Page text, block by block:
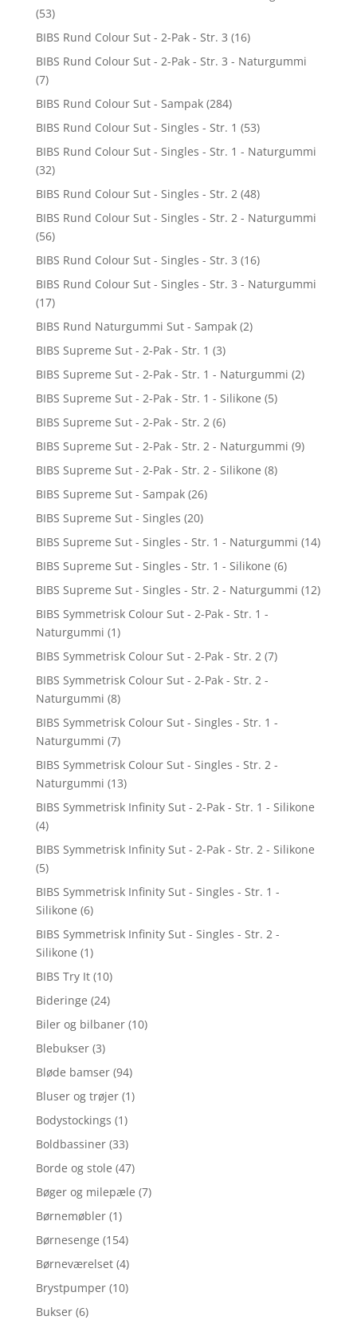
(53)
BIBS Rund Colour Sut - 2-Pak - Str. 3 (16)
BIBS Rund Colour Sut - 2-Pak - Str. 3 - Naturgummi
(7)
BIBS Rund Colour Sut - Sampak (284)
BIBS Rund Colour Sut - Singles - Str. 1 (53)
BIBS Rund Colour Sut - Singles - Str. 1 - Naturgummi
(32)
BIBS Rund Colour Sut - Singles - Str. 2 (48)
BIBS Rund Colour Sut - Singles - Str. 2 - Naturgummi
(56)
BIBS Rund Colour Sut - Singles - Str. 3 (16)
BIBS Rund Colour Sut - Singles - Str. 3 - Naturgummi
(17)
BIBS Rund Naturgummi Sut - Sampak (2)
BIBS Supreme Sut - 2-Pak - Str. 1 (3)
BIBS Supreme Sut - 2-Pak - Str. 1 - Naturgummi (2)
BIBS Supreme Sut - 2-Pak - Str. 1 - Silikone (5)
BIBS Supreme Sut - 2-Pak - Str. 2 (6)
BIBS Supreme Sut - 2-Pak - Str. 2 - Naturgummi (9)
BIBS Supreme Sut - 2-Pak - Str. 2 - Silikone (8)
BIBS Supreme Sut - Sampak (26)
BIBS Supreme Sut - Singles (20)
BIBS Supreme Sut - Singles - Str. 1 - Naturgummi (14)
BIBS Supreme Sut - Singles - Str. 1 - Silikone (6)
BIBS Supreme Sut - Singles - Str. 2 - Naturgummi (12)
BIBS Symmetrisk Colour Sut - 2-Pak - Str. 1 -
Naturgummi (1)
BIBS Symmetrisk Colour Sut - 2-Pak - Str. 2 (7)
BIBS Symmetrisk Colour Sut - 2-Pak - Str. 2 -
Naturgummi (8)
BIBS Symmetrisk Colour Sut - Singles - Str. 1 -
Naturgummi (7)
BIBS Symmetrisk Colour Sut - Singles - Str. 2 -
Naturgummi (13)
BIBS Symmetrisk Infinity Sut - 2-Pak - Str. 1 - Silikone
(4)
BIBS Symmetrisk Infinity Sut - 2-Pak - Str. 2 - Silikone
(5)
BIBS Symmetrisk Infinity Sut - Singles - Str. 1 -
Silikone (6)
BIBS Symmetrisk Infinity Sut - Singles - Str. 2 -
Silikone (1)
BIBS Try It (10)
Bideringe (24)
Biler og bilbaner (10)
Blebukser (3)
Bløde bamser (94)
Bluser og trøjer (1)
Bodystockings (1)
Boldbassiner (33)
Borde og stole (47)
Bøger og milepæle (7)
Børnemøbler (1)
Børnesenge (154)
Børneværelset (4)
Brystpumper (10)
Bukser (6)